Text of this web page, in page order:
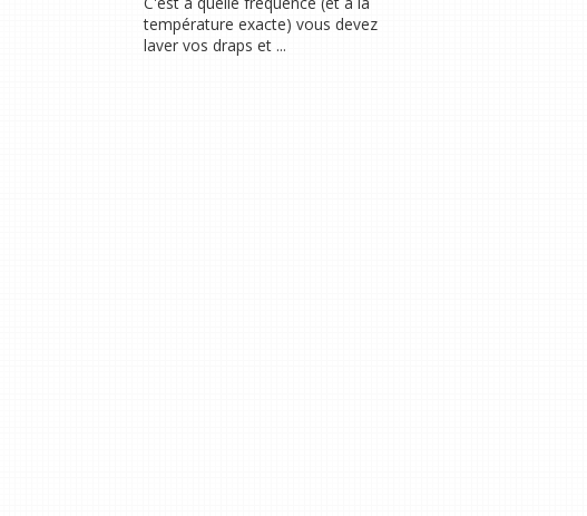
température exacte) vous devez
laver vos draps et ...